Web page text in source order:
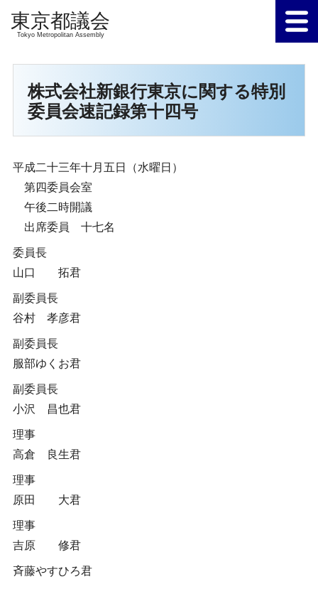
Tokyo Metropolitan Assembly
株式会社新銀行東京に関する特別
委員会速記録第十四号
平成二十三年十月五日（水曜日）
第四委員会室
午後二時開議
出席委員 十七名
委員長
山口 拓君
副委員長
谷村 孝彦君
副委員長
服部ゆくお君
副委員長
小沢 昌也君
理事
高倉 良生君
理事
原田 大君
理事
吉原 修君
斉藤やすひろ君